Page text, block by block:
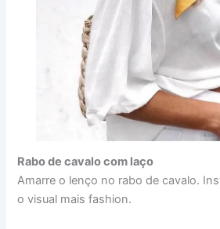
Rabo de cavalo com laço
Amarre o lenço no rabo de cavalo.
o visual mais fashion.